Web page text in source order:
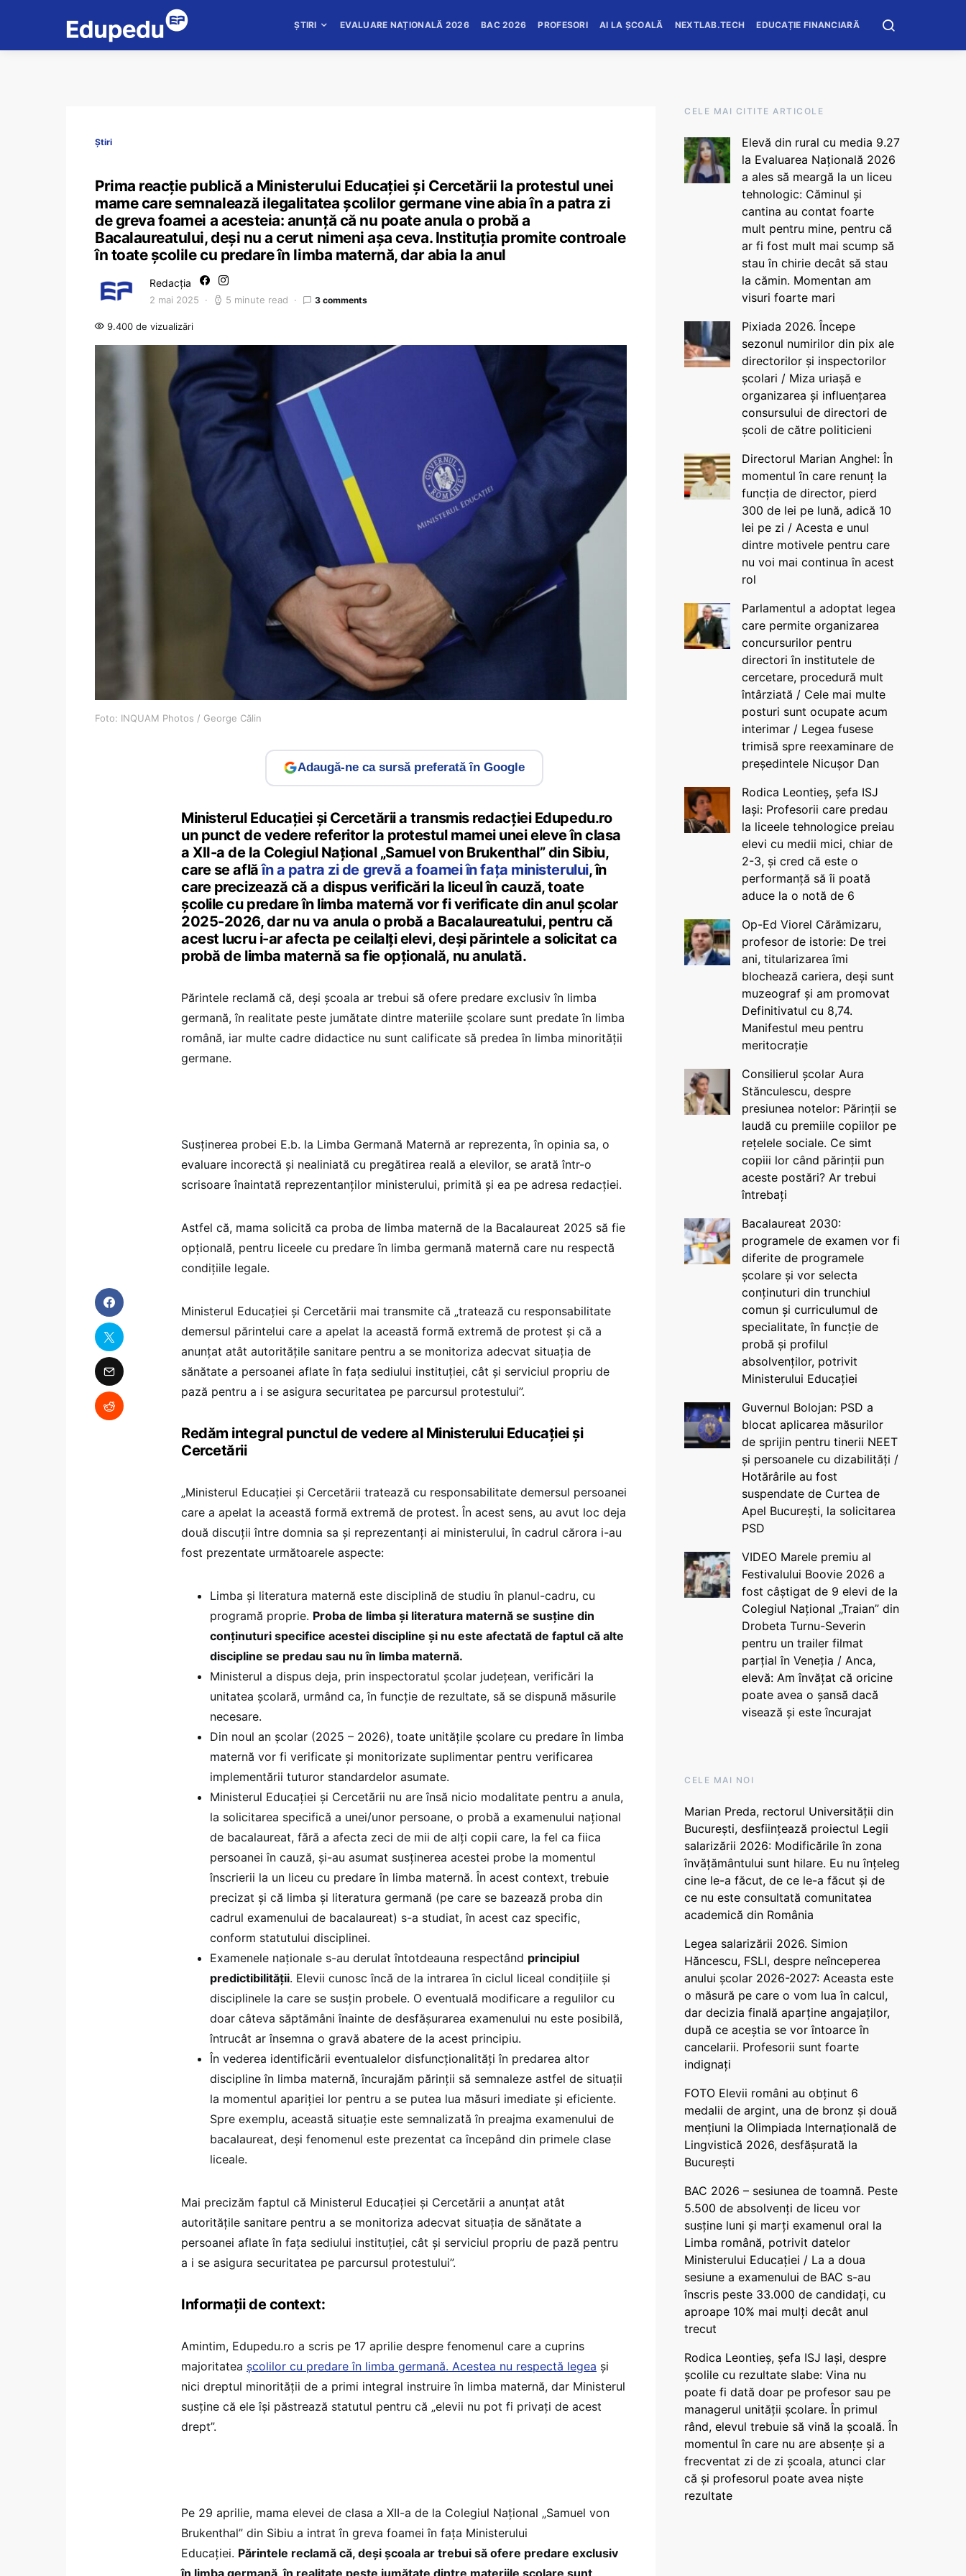
ȘTIRI EVALUARE NAȚIONALĂ 2026 BAC 2026 PROFESORI AI LA ȘCOALĂ NEXTLAB.TECH EDUCAȚIE FINANCIARĂ
Știri
Prima reacție publică a Ministerului Educației și Cercetării la protestul unei
mame care semnalează ilegalitatea școlilor germane vine abia în a patra zi
de greva foamei a acesteia: anunță că nu poate anula o probă a
Bacalaureatului, deși nu a cerut nimeni așa ceva. Instituția promite controale
în toate școlile cu predare în limba maternă, dar abia la anul
Redacția
2 mai 2025 5 minute read 3 comments
9.400 de vizualizări
Foto: INQUAM Photos / George Călin
Adaugă-ne ca sursă preferată în Google
Ministerul Educației și Cercetării a transmis redacției Edupedu.ro
un punct de vedere referitor la protestul mamei unei eleve în clasa
a XII-a de la Colegiul Național „Samuel von Brukenthal” din Sibiu,
care se aflăîn a patra zi de grevă a foamei în fața ministerului, în
care precizează că a dispus verificări la liceul în cauză, toate
școlile cu predare în limba maternă vor fi verificate din anul școlar
2025-2026, dar nu va anula o probă a Bacalaureatului, pentru că
acest lucru i-ar afecta pe ceilalți elevi, deși părintele a solicitat ca
probă de limba maternă sa fie opțională, nu anulată.
Părintele reclamă că, deși școala ar trebui să ofere predare exclusiv în limba
germană, în realitate peste jumătate dintre materiile școlare sunt predate în limba
română, iar multe cadre didactice nu sunt calificate să predea în limba minorității
germane.
Susținerea probei E.b. la Limba Germană Maternă ar reprezenta, în opinia sa, o
evaluare incorectă și nealiniată cu pregătirea reală a elevilor, se arată într-o
scrisoare înaintată reprezentanților ministerului, primită și ea pe adresa redacției.
Astfel că, mama solicită ca proba de limba maternă de la Bacalaureat 2025 să fie
opțională, pentru liceele cu predare în limba germană maternă care nu respectă
condițiile legale.
Ministerul Educației și Cercetării mai transmite că „tratează cu responsabilitate
demersul părintelui care a apelat la această formă extremă de protest și că a
anunțat atât autoritățile sanitare pentru a se monitoriza adecvat situația de
sănătate a persoanei aflate în fața sediului instituției, cât și serviciul propriu de
pază pentru a i se asigura securitatea pe parcursul protestului”.
Redăm integral punctul de vedere al Ministerului Educației și
Cercetării
„Ministerul Educației și Cercetării tratează cu responsabilitate demersul persoanei
care a apelat la această formă extremă de protest. În acest sens, au avut loc deja
două discuții între domnia sa și reprezentanți ai ministerului, în cadrul cărora i-au
fost prezentate următoarele aspecte:
Limba și literatura maternă este disciplină de studiu în planul-cadru, cu
programă proprie. Proba de limba și literatura maternă se susține din
conținuturi specifice acestei discipline și nu este afectată de faptul că alte
discipline se predau sau nu în limba maternă.
Ministerul a dispus deja, prin inspectoratul școlar județean, verificări la
unitatea școlară, urmând ca, în funcție de rezultate, să se dispună măsurile
necesare.
Din noul an școlar (2025 – 2026), toate unitățile școlare cu predare în limba
maternă vor fi verificate și monitorizate suplimentar pentru verificarea
implementării tuturor standardelor asumate.
Ministerul Educației și Cercetării nu are însă nicio modalitate pentru a anula,
la solicitarea specifică a unei/unor persoane, o probă a examenului național
de bacalaureat, fără a afecta zeci de mii de alți copii care, la fel ca fiica
persoanei în cauză, și-au asumat susținerea acestei probe la momentul
înscrierii la un liceu cu predare în limba maternă. În acest context, trebuie
precizat și că limba și literatura germană (pe care se bazează proba din
cadrul examenului de bacalaureat) s-a studiat, în acest caz specific,
conform statutului disciplinei.
Examenele naționale s-au derulat întotdeauna respectând principiul
predictibilității. Elevii cunosc încă de la intrarea în ciclul liceal condițiile și
disciplinele la care se susțin probele. O eventuală modificare a regulilor cu
doar câteva săptămâni înainte de desfășurarea examenului nu este posibilă,
întrucât ar însemna o gravă abatere de la acest principiu.
În vederea identificării eventualelor disfuncționalități în predarea altor
discipline în limba maternă, încurajăm părinții să semnaleze astfel de situații
la momentul apariției lor pentru a se putea lua măsuri imediate și eficiente.
Spre exemplu, această situație este semnalizată în preajma examenului de
bacalaureat, deși fenomenul este prezentat ca începând din primele clase
liceale.
Mai precizăm faptul că Ministerul Educației și Cercetării a anunțat atât
autoritățile sanitare pentru a se monitoriza adecvat situația de sănătate a
persoanei aflate în fața sediului instituției, cât și serviciul propriu de pază pentru
a i se asigura securitatea pe parcursul protestului”.
Informații de context:
Amintim, Edupedu.ro a scris pe 17 aprilie despre fenomenul care a cuprins
majoritatea școlilor cu predare în limba germană. Acestea nu respectă legea și
nici dreptul minorității de a primi integral instruire în limba maternă, dar Ministerul
susține că ele își păstrează statutul pentru că „elevii nu pot fi privați de acest
drept”.
Pe 29 aprilie, mama elevei de clasa a XII-a de la Colegiul Național „Samuel von
Brukenthal” din Sibiu a intrat în greva foamei în fața Ministerului
Educației. Părintele reclamă că, deși școala ar trebui să ofere predare exclusiv
în limba germană, în realitate peste jumătate dintre materiile școlare sunt
CELE MAI CITITE ARTICOLE
Elevă din rural cu media 9.27
la Evaluarea Națională 2026
a ales să meargă la un liceu
tehnologic: Căminul și
cantina au contat foarte
mult pentru mine, pentru că
ar fi fost mult mai scump să
stau în chirie decât să stau
la cămin. Momentan am
visuri foarte mari
Pixiada 2026. Începe
sezonul numirilor din pix ale
directorilor și inspectorilor
școlari / Miza uriașă e
organizarea și influențarea
consursului de directori de
școli de către politicieni
Directorul Marian Anghel: În
momentul în care renunț la
funcția de director, pierd
300 de lei pe lună, adică 10
lei pe zi / Acesta e unul
dintre motivele pentru care
nu voi mai continua în acest
rol
Parlamentul a adoptat legea
care permite organizarea
concursurilor pentru
directori în institutele de
cercetare, procedură mult
întârziată / Cele mai multe
posturi sunt ocupate acum
interimar / Legea fusese
trimisă spre reexaminare de
președintele Nicușor Dan
Rodica Leontieș, șefa ISJ
Iași: Profesorii care predau
la liceele tehnologice preiau
elevi cu medii mici, chiar de
2-3, și cred că este o
performanță să îi poată
aduce la o notă de 6
Op-Ed Viorel Cărămizaru,
profesor de istorie: De trei
ani, titularizarea îmi
blochează cariera, deși sunt
muzeograf și am promovat
Definitivatul cu 8,74.
Manifestul meu pentru
meritocrație
Consilierul școlar Aura
Stănculescu, despre
presiunea notelor: Părinții se
laudă cu premiile copiilor pe
rețelele sociale. Ce simt
copiii lor când părinții pun
aceste postări? Ar trebui
întrebați
Bacalaureat 2030:
programele de examen vor fi
diferite de programele
școlare și vor selecta
conținuturi din trunchiul
comun și curriculumul de
specialitate, în funcție de
probă și profilul
absolvenților, potrivit
Ministerului Educației
Guvernul Bolojan: PSD a
blocat aplicarea măsurilor
de sprijin pentru tinerii NEET
și persoanele cu dizabilități /
Hotărârile au fost
suspendate de Curtea de
Apel București, la solicitarea
PSD
VIDEO Marele premiu al
Festivalului Boovie 2026 a
fost câștigat de 9 elevi de la
Colegiul Național „Traian” din
Drobeta Turnu-Severin
pentru un trailer filmat
parțial în Veneția / Anca,
elevă: Am învățat că oricine
poate avea o șansă dacă
visează și este încurajat
CELE MAI NOI
Marian Preda, rectorul Universității din
București, desființează proiectul Legii
salarizării 2026: Modificările în zona
învățământului sunt hilare. Eu nu înțeleg
cine le-a făcut, de ce le-a făcut și de
ce nu este consultată comunitatea
academică din România
Legea salarizării 2026. Simion
Hăncescu, FSLI, despre neînceperea
anului școlar 2026-2027: Aceasta este
o măsură pe care o vom lua în calcul,
dar decizia finală aparține angajaților,
după ce aceștia se vor întoarce în
cancelarii. Profesorii sunt foarte
indignați
FOTO Elevii români au obținut 6
medalii de argint, una de bronz și două
mențiuni la Olimpiada Internațională de
Lingvistică 2026, desfășurată la
București
BAC 2026 – sesiunea de toamnă. Peste
5.500 de absolvenți de liceu vor
susține luni și marți examenul oral la
Limba română, potrivit datelor
Ministerului Educației / La a doua
sesiune a examenului de BAC s-au
înscris peste 33.000 de candidați, cu
aproape 10% mai mulți decât anul
trecut
Rodica Leontieș, șefa ISJ Iași, despre
școlile cu rezultate slabe: Vina nu
poate fi dată doar pe profesor sau pe
managerul unității școlare. În primul
rând, elevul trebuie să vină la școală. În
momentul în care nu are absențe și a
frecventat zi de zi școala, atunci clar
că și profesorul poate avea niște
rezultate